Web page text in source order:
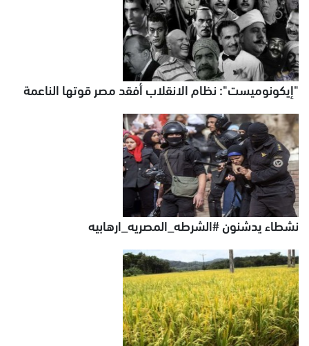
"إيكونوميست": نظام الانقلاب أفقد مصر قوتها الناعمة
نشطاء يدشنون #الشرطه_المصريه_ارهابيه